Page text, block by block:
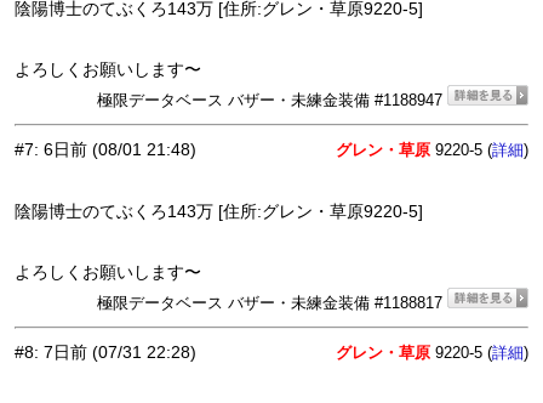
陰陽博士のてぶくろ143万 [住所:グレン・草原9220-5]
よろしくお願いします〜
極限データベース バザー・未練金装備 #1188947
#7: 6日前 (08/01 21:48) グレン・草原 9220-5 (詳細)
陰陽博士のてぶくろ143万 [住所:グレン・草原9220-5]
よろしくお願いします〜
極限データベース バザー・未練金装備 #1188817
#8: 7日前 (07/31 22:28) グレン・草原 9220-5 (詳細)